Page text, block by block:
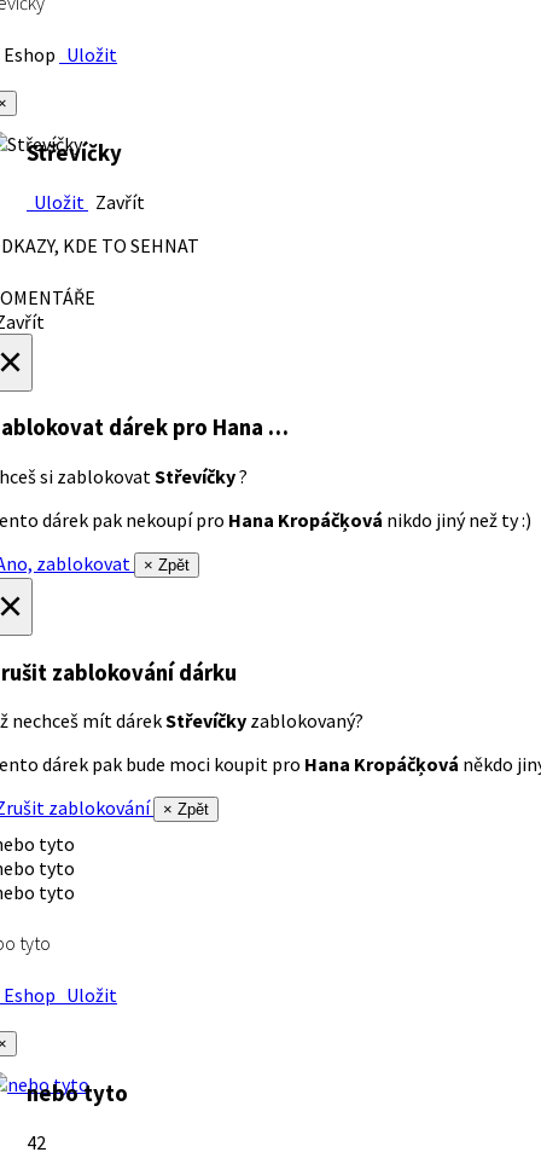
Uložit
Střevíčky
Uložit Zavřít
KDE TO SEHNAT
dárek pro Hana …
si zablokovat Střevíčky?
dárek pak nekoupí pro Hana Kropáčķová nikdo jiný než ty :)
zablokovat
× Zpět
zablokování dárku
nechceš mít dárekStřevíčky zablokovaný?
dárek pak bude moci koupit pro Hana Kropáčķová někdo
zablokování
× Zpět
tyto
Uložit
nebo tyto
42